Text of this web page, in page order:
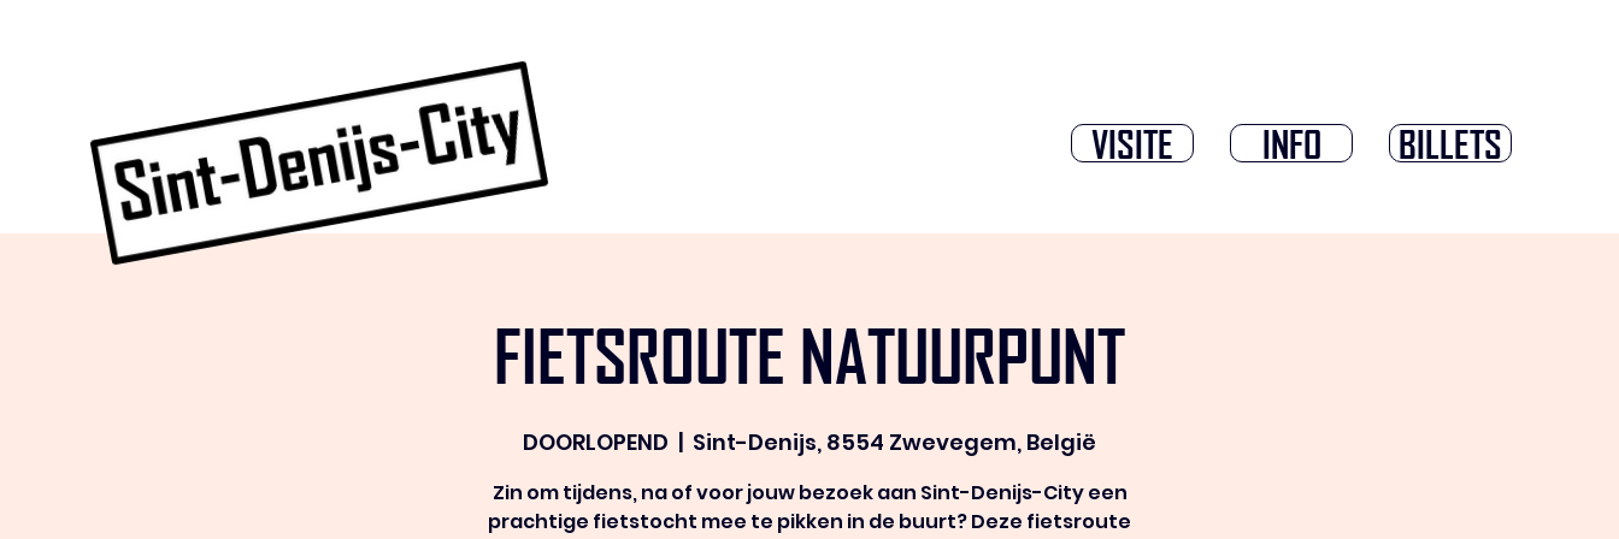
BILLETS
INFO
VISITE
FIETSROUTE NATUURPUNT
DOORLOPEND
  |
Sint-Denijs, 8554 Zwevegem, België
Zin om tijdens, na of voor jouw bezoek aan Sint-Denijs-City een
prachtige fietstocht mee te pikken in de buurt? Deze fietsroute